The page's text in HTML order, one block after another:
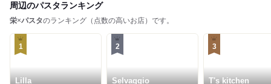
周辺のパスタランキング
栄×パスタのランキング（点数の高いお店）です。
1
Lilla
2
Selvaggio
3
T's kitchen